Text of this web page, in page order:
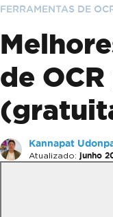
FERRAMENTAS DE
de
Kannapat
Atualizado: junho